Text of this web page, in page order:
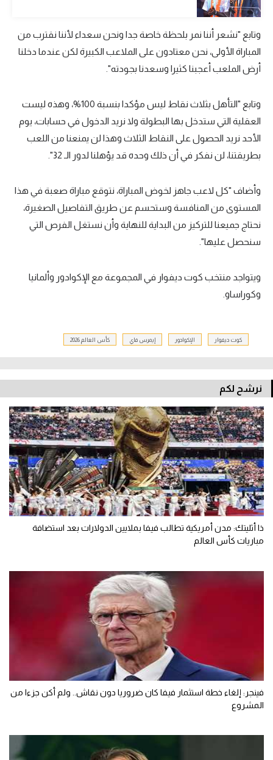
كويز في الجول
فيديو في الجول
وتابع "نشعر أننا نمر بلحظة خاصة جدا ونحن سعداء لأننا نقترب من
المباراة الأولى، نحن معتادون على الملاعب الكبيرة لكن عندما دخلنا
أرض الملعب أعجبنا كثيرا وسعدنا بجودته".
وتابع "التأهل بثلاث نقاط ليس مؤكدا بنسبة 100%، وهذه ليست
العقلية التي ستدخل بها البطولة ولا نريد الدخول في حسابات، يوم
الأحد نريد الحصول على النقاط الثلاث وهذا لن يمنعنا من اللعب
بطريقتنا، لن نفكر في أن ذلك وحده قد يؤهلنا لدور الـ 32".
وأضاف "كل لاعب جاهز لخوض المباراة، نتوقع مباراة صعبة في هذا
المستوى من المنافسة وستحسم عن طريق التفاصيل الصغيرة،
نحتاج جميعنا للتركيز من البداية للنهاية وأن نستغل الفرص التي
سنحصل عليها".
ويتواجد منتخب كوت ديفوار في المجموعة مع الإكوادور وألمانيا
وكوراساو.
كوت ديفوار الإكوادور إيمرس فاي كأس العالم 2026
نرشح لكم
ذا أثليتك: مدن أمريكية تطالب فيفا بملايين الدولارات بعد استضافة
مباريات كأس العالم
فينجر: إلغاء خطة استثمار فيفا كان ضروريا دون نقاش.. ولم أكن جزءا من
المشروع